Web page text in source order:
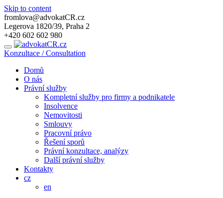
Skip to content
fromlova@advokatCR.cz
Legerova 1820/39, Praha 2
+420 602 602 980
Konzultace / Consultation
Domů
O nás
Právní služby
Kompletní služby pro firmy a podnikatele
Insolvence
Nemovitosti
Smlouvy
Pracovní právo
Řešení sporů
Právní konzultace, analýzy
Další právní služby
Kontakty
cz
en